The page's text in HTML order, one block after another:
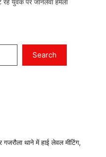
Search
थाने में हाई लेवल मीटिंग,